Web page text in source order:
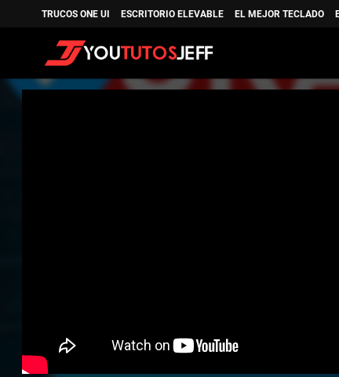
TRUCOS ONE UI ESCRITORIO ELEVABLE EL MEJOR TECLADO